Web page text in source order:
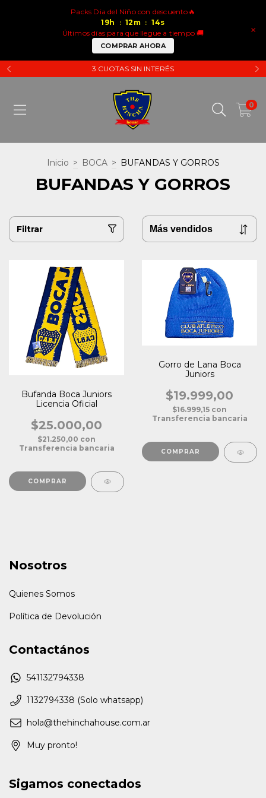
×
Packs Dia del Niño con descuento🔥
19h : 12 m : 14s
Últimos días para que llegue a tiempo 🚚
COMPRAR AHORA
3 CUOTAS SIN INTERÉS
0
Inicio > BOCA > BUFANDAS Y GORROS
BUFANDAS Y GORROS
Filtrar
Bufanda Boca Juniors
Licencia Oficial
$25.000,00
$21.250,00 con
Transferencia bancaria
COMPRAR
Gorro de Lana Boca
Juniors
$19.999,00
$16.999,15 con
Transferencia bancaria
Nosotros
Quienes Somos
Política de Devolución
Contactános
541132794338
1132794338 (Solo whatsapp)
hola@thehinchahouse.com.ar
Muy pronto!
Sigamos conectados